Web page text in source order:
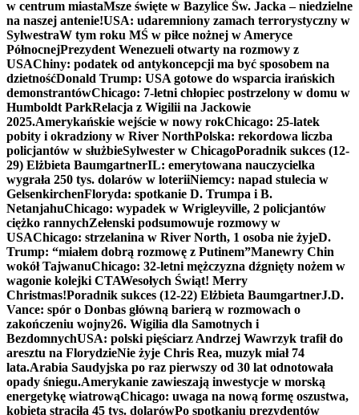
w centrum miastaMsze święte w Bazylice Św. Jacka – niedzielne
na naszej antenie!USA: udaremniony zamach terrorystyczny w
SylwestraW tym roku MŚ w piłce nożnej w Ameryce
PółnocnejPrezydent Wenezueli otwarty na rozmowy z
USAChiny: podatek od antykoncepcji ma być sposobem na
dzietnośćDonald Trump: USA gotowe do wsparcia irańskich
demonstrantówChicago: 7-letni chłopiec postrzelony w domu w
Humboldt ParkRelacja z Wigilii na Jackowie
2025.Amerykańskie wejście w nowy rokChicago: 25-latek
pobity i okradziony w River NorthPolska: rekordowa liczba
policjantów w służbieSylwester w ChicagoPoradnik sukces (12-
29) Elżbieta BaumgartnerIL: emerytowana nauczycielka
wygrała 250 tys. dolarów w loteriiNiemcy: napad stulecia w
GelsenkirchenFloryda: spotkanie D. Trumpa i B.
NetanjahuChicago: wypadek w Wrigleyville, 2 policjantów
ciężko rannychZełenski podsumowuje rozmowy w
USAChicago: strzelanina w River North, 1 osoba nie żyjeD.
Trump: “miałem dobrą rozmowę z Putinem”Manewry Chin
wokół TajwanuChicago: 32-letni mężczyzna dźgnięty nożem w
wagonie kolejki CTAWesołych Świąt! Merry
Christmas!Poradnik sukces (12-22) Elżbieta BaumgartnerJ.D.
Vance: spór o Donbas główną barierą w rozmowach o
zakończeniu wojny26. Wigilia dla Samotnych i
BezdomnychUSA: polski pięściarz Andrzej Wawrzyk trafił do
aresztu na FlorydzieNie żyje Chris Rea, muzyk miał 74
lata.Arabia Saudyjska po raz pierwszy od 30 lat odnotowała
opady śniegu.Amerykanie zawieszają inwestycje w morską
energetykę wiatrowąChicago: uwaga na nową formę oszustwa,
kobieta straciła 45 tys. dolarówPo spotkaniu prezydentów